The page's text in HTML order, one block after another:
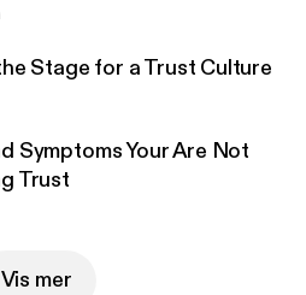
Stage for a Trust Culture
Symptoms Your Are Not
Trust
Vis mer